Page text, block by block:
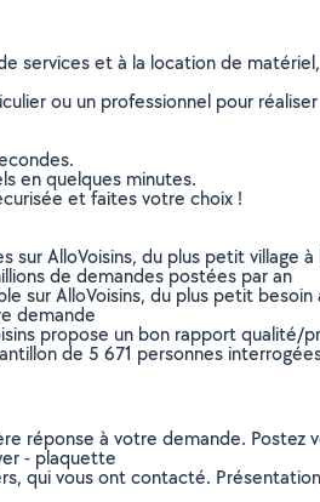
services et à la location de
ou un professionnel pour
en quelques minutes.
et faites votre choix !
AlloVoisins, du plus petit village
de demandes postées par an
sur AlloVoisins, du plus petit besoin
demande
propose un bon rapport qualité/
de 5 671 personnes
réponse à votre demande.
- plaquette
qui vous ont contacté.